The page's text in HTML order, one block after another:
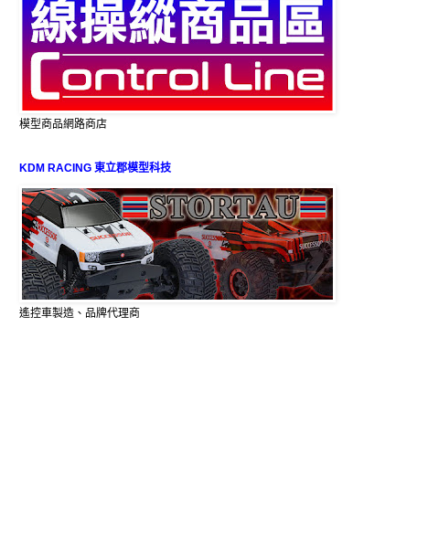
模型商品網路商店
KDM RACING 東立郡模型科技
遙控車製造、品牌代理商